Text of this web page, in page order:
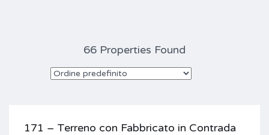
66 Properties Found
171 – Terreno con Fabbricato in Contrada